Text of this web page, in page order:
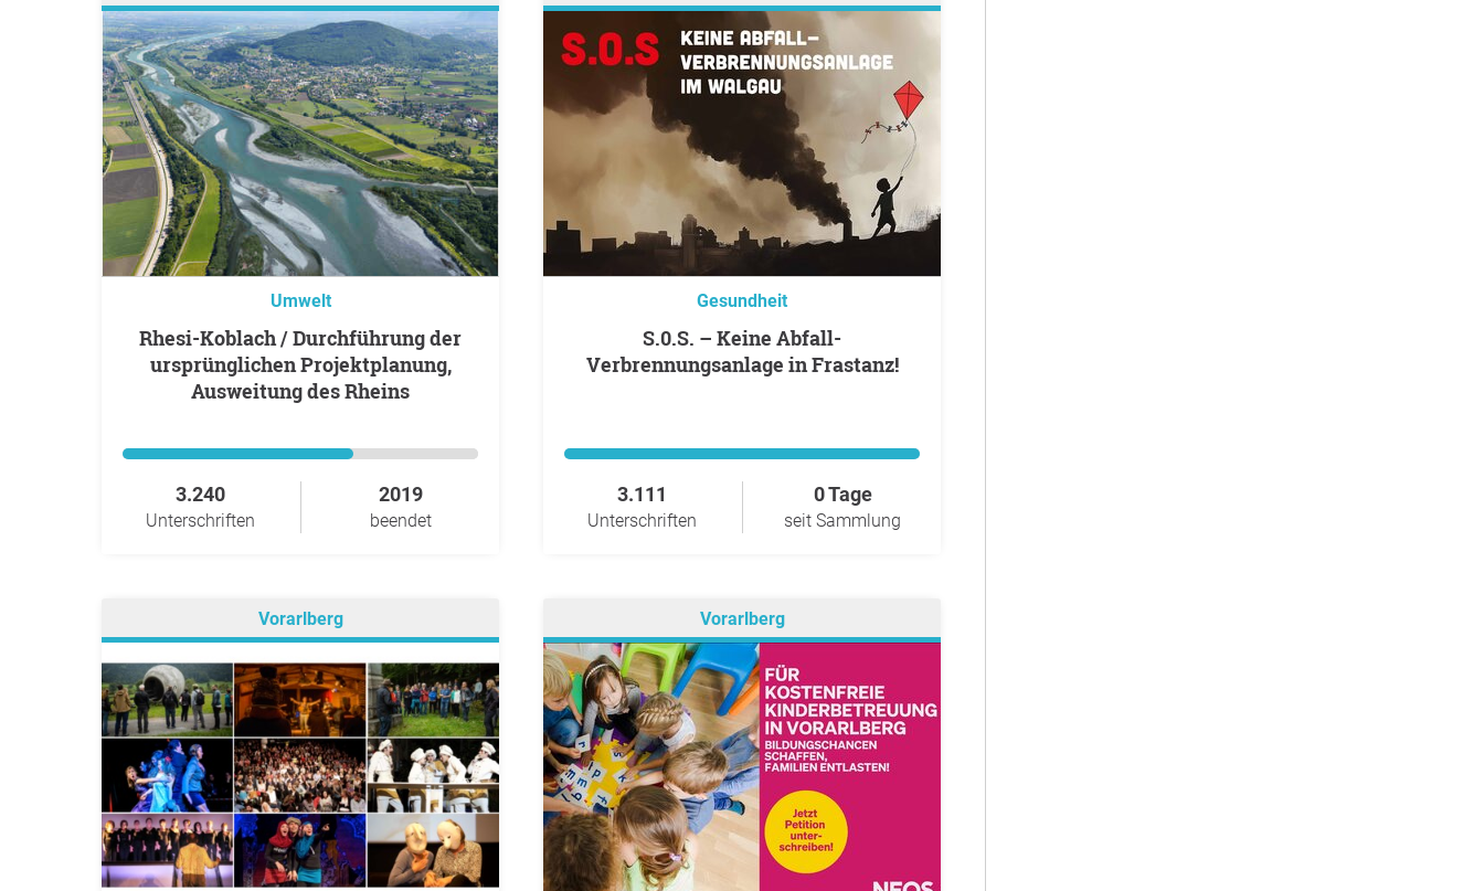
Umwelt
Rhesi-Koblach / Durchführung der
ursprünglichen Projektplanung,
Ausweitung des Rheins
3.240
Unterschriften
2019
beendet
Gesundheit
S.0.S. – Keine Abfall-
Verbrennungsanlage in Frastanz!
3.111
Unterschriften
0 Tage
seit Sammlung
Vorarlberg Vorarlberg